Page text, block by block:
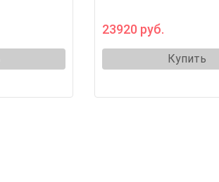
23920 руб.
Купить